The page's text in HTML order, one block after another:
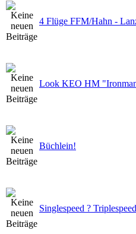
4 Flüge FFM/Hahn -
Look KEO HM
Büchlein!
Singlespeed ?